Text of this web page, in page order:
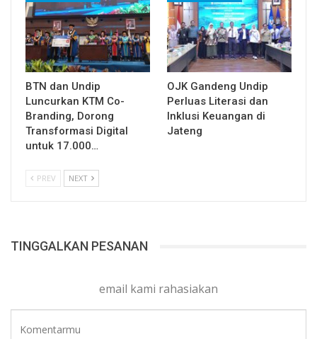
BTN dan Undip
Luncurkan KTM Co-
Branding, Dorong
Transformasi Digital
untuk 17.000…
OJK Gandeng Undip
Perluas Literasi dan
Inklusi Keuangan di
Jateng
PREV NEXT
TINGGALKAN PESANAN
email kami rahasiakan